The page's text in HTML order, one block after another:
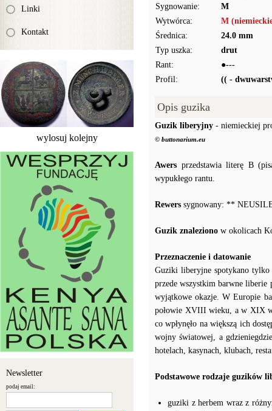
Linki
Kontakt
wylosuj kolejny
Newsletter
podaj email:
Sygnowanie:
M
Wytwórca:
M
Średnica:
24.0 mm
Typ uszka:
drut
Rant:
●---
Profil:
(( -
Opis guzika
Guzik liberyjny - niemieckiej
© buttonarium.eu
Awers przedstawia literę B
wypukłego rantu.
Rewers sygnowany: **
Guzik znaleziono w okolicach
Przeznaczenie i datowanie
Guziki liberyjne spotykano
przede wszystkim barwne liberie
wyjątkowe okazje. W Europie
połowie XVIII wieku, a w XIX
co wpłynęło na większą ich
wojny światowej, a
hotelach, kasynach, klubach,
Podstawowe rodzaje guzików
guziki z herbem wraz z